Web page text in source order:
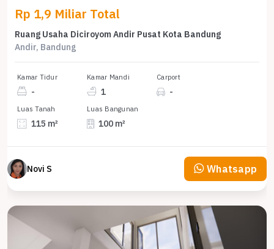
Rp 1,9 Miliar Total
Ruang Usaha Diciroyom Andir Pusat Kota Bandung
Andir, Bandung
Kamar Tidur
-
Kamar Mandi
1
Carport
-
Luas Tanah
115 m²
Luas Bangunan
100 m²
Novi S Whatsapp